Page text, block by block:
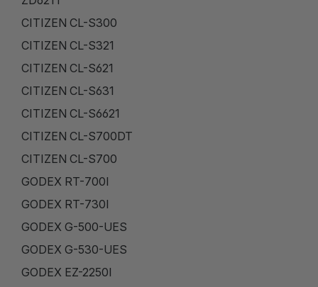
CITIZEN CL-S300
CITIZEN CL-S321
CITIZEN CL-S621
CITIZEN CL-S631
CITIZEN CL-S6621
CITIZEN CL-S700DT
CITIZEN CL-S700
GODEX RT-700I
GODEX RT-730I
GODEX G-500-UES
GODEX G-530-UES
GODEX EZ-2250I